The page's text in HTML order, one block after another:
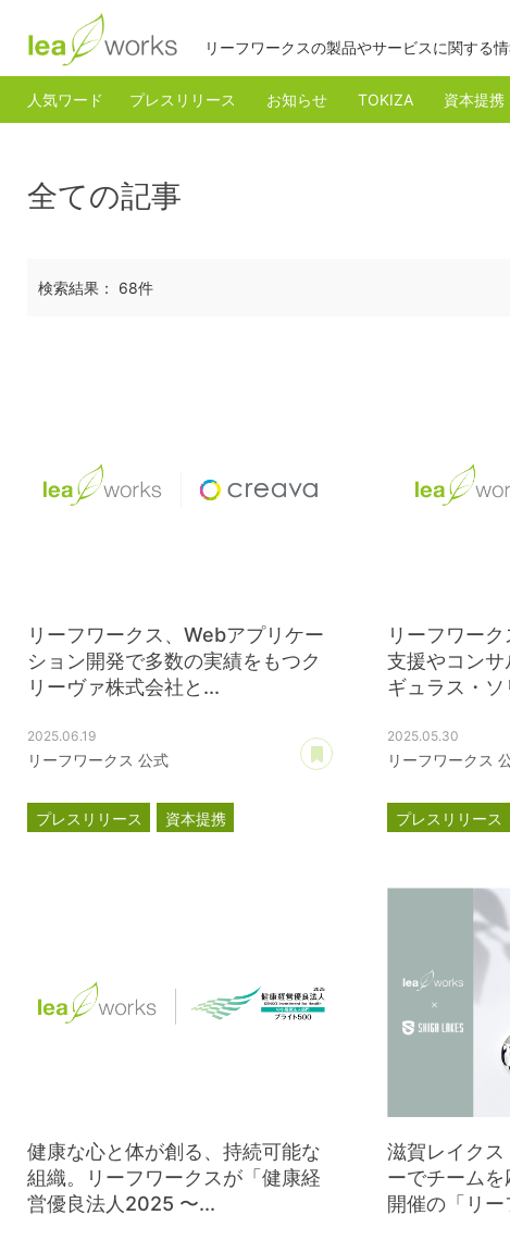
リーフワークスの製品やサービスに関する
人気ワード プレスリリース お知らせ TOKIZA 資本提携
全ての記事
検索結果： 68件
リーフワークス、Webアプリケー
ション開発で多数の実績をもつク
リーヴァ株式会社と...
2025.06.19
リーフワークス 公式
あとで読む
プレスリリース
資本提携
リーフワー
支援やコン
ギュラス・ソ
2025.05.30
リーフワークス
プレスリリース
健康な心と体が創る、持続可能な
組織。リーフワークスが「健康経
営優良法人2025 〜...
滋賀レイクス
ーでチームを
開催の「リー